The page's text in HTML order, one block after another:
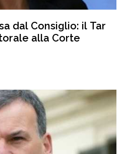
dal Consiglio: il Tar